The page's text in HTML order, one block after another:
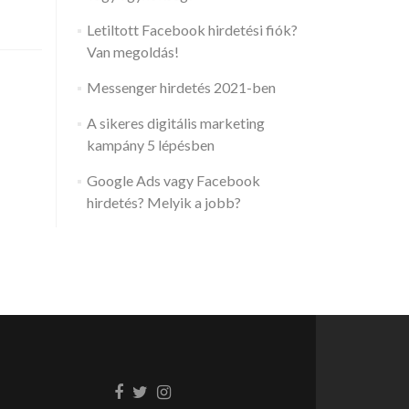
Letiltott Facebook hirdetési fiók?
Van megoldás!
Messenger hirdetés 2021-ben
A sikeres digitális marketing
kampány 5 lépésben
Google Ads vagy Facebook
hirdetés? Melyik a jobb?
Facebook
TwitterInstagram